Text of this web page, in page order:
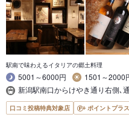
駅南で味わえるイタリアの郷土料理
5001～6000円
1501～2000
新潟駅南口からけやき通り右側､
口コミ投稿特典対象店 ポイントプラ